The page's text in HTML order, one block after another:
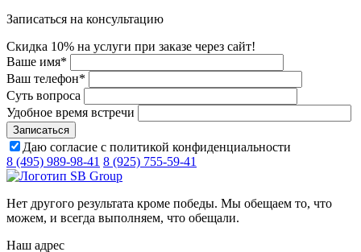
Записаться на консультацию
Скидка 10% на услуги при заказе через сайт!
Ваше имя*
Ваш телефон*
Суть вопроса
Удобное время встречи
Даю согласие с политикой конфиденциальности
8 (495) 989-98-41 8 (925) 755-59-41
Нет другого результата кроме победы. Мы обещаем то, что
можем, и всегда выполняем, что обещали.
Наш адрес